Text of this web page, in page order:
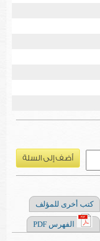
كتب أخرى للمؤلف
الفهرس PDF